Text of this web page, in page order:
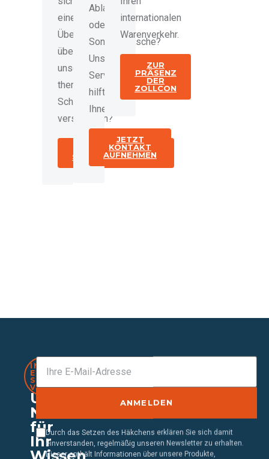
einen
Überblick
über
unsere
thematischen
Schwerpunkte
verschaffen?
ZURÜCK ZUR
SEMINARÜBERSICHT
Ablauf
oder
Sonderwünsche?
Unser
Serviceteam
hilft
Ihnen.
JETZT
KONTAKT
AUFNEHMEN
internationalen
Warenverkehr.
ZUR
PRÄSENZ
DER
ZOLLCON
IMMER
EINEN
SCHRITT
VORAUS
Unser
Newsletter
für
Ihr
Wissen
ANMELDEN
Durch das Setzen des Häkchens erklären Sie sich damit
einverstanden, regelmäßig unseren Newsletter zu erhalten.
Dieser enthält Informationen über unsere Produkte,